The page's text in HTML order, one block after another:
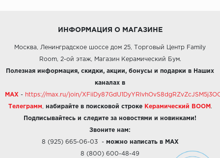
ИНФОРМАЦИЯ О МАГАЗИНЕ
Москва, Ленинградское шоссе дом 25, Торговый Центр Family
Room, 2-ой этаж, Магазин Керамический Бум.
Полезная информация, скидки, акции, бонусы и подарки в Наших
каналах в
MAX - https://max.ru/join/
Телеграмм набирайте в поисковой строке Керамический BOOM .
Подписывайтесь и следите за новостями и новинками!
Звоните нам:
8 (925) 665-06-03- можно написать в MAX
8 (800) 600-48-49